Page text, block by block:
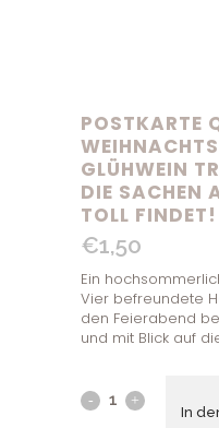
POSTKARTE
GLÜHWEIN
DIE SACHEN
TOLL FINDET!
€1,50
Ein
Vier befreundete
den Feierabend
und mit Blick auf
In